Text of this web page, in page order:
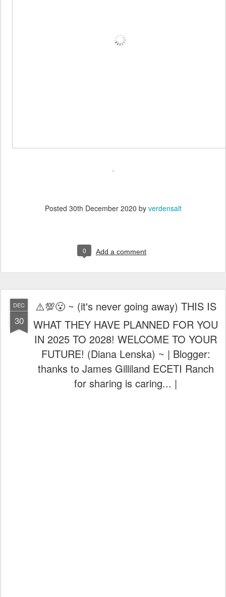
Posted 30th December 2020 by verdensalt
0 Add a comment
DEC
30
⚠️💯😮 ~ (it's never going away) THIS IS
WHAT THEY HAVE PLANNED FOR YOU
IN 2025 TO 2028! WELCOME TO YOUR
FUTURE! (Diana Lenska) ~ | Blogger:
thanks to James Gilliland ECETI Ranch
for sharing is caring... |